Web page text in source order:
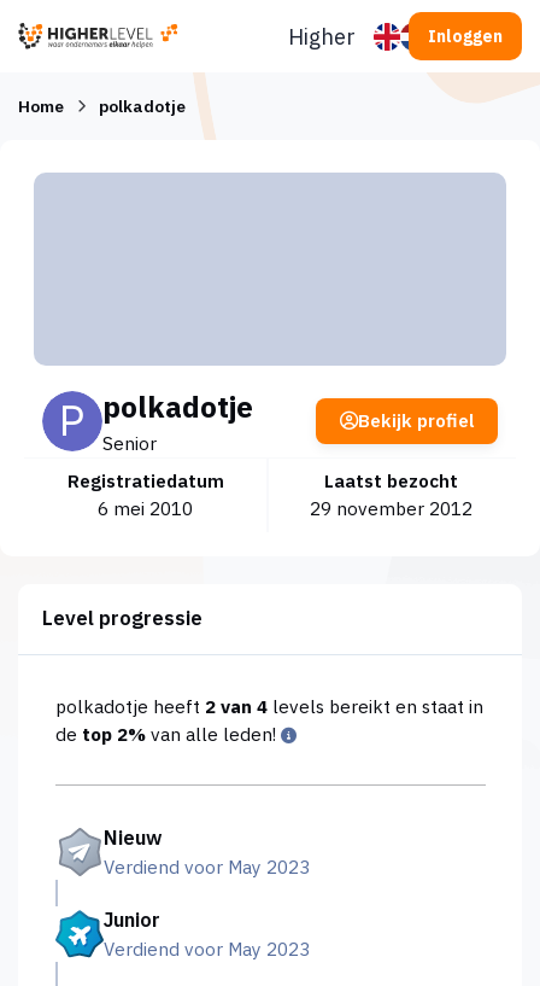
Higherlevel Inloggen
Home polkadotje
polkadotje
Senior
Registratiedatum
6 mei 2010
Laatst bezocht
29 november 2012
Bekijk profiel
Level progressie
polkadotje heeft 2 van 4levels bereikt en staat in
de top 2%van alle leden!
Nieuw
Verdiend voor May 2023
Junior
Verdiend voor May 2023